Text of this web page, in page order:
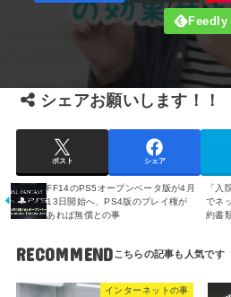
シェアお願いします！！
ポスト シェア
「入
でネ
約書
FF14のPS5オープンベータ版が4月
13日開始へ、PS4版のプレイ権が
あれば無償との事
RECOMMEND
インターネットの事